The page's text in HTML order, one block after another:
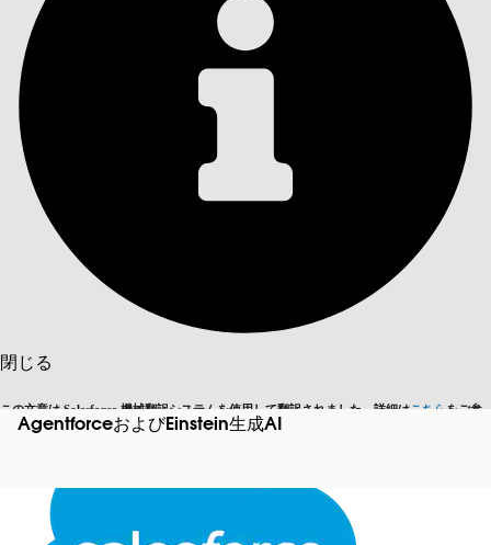
閉じる
この文章は Salesforce 機械翻訳システムを使用して翻訳されました。詳細はこちら をご参
照ください。
英語に切り替える 今はしません
AgentforceおよびEinstein生成AI
目次